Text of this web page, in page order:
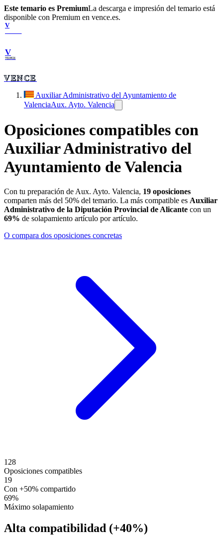
Este temario es PremiumLa descarga e impresión del temario está
disponible con Premium en vence.es.
V
V
VENCE
VENCE
Auxiliar Administrativo del Ayuntamiento de
ValenciaAux. Ayto. Valencia
Oposiciones compatibles con
Auxiliar Administrativo del
Ayuntamiento de Valencia
Con tu preparación de Aux. Ayto. Valencia, 19 oposiciones
comparten más del 50% del temario. La más compatible es Auxiliar
Administrativo de la Diputación Provincial de Alicante con un
69% de solapamiento artículo por artículo.
O compara dos oposiciones concretas
128
Oposiciones compatibles
19
Con +50% compartido
69%
Máximo solapamiento
Alta compatibilidad (+40%)